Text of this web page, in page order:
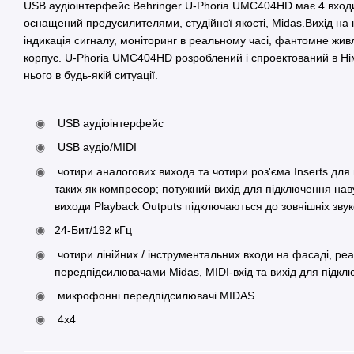
USB аудіоінтерфейс Behringer U-Phoria UMC404HD має 4
оснащений предусилителями, студійної якості, Midas.Вихід на
індикація сигналу, моніторинг в реальному часі, фантомне
корпус. U-Phoria UMC404HD розроблений і спроектований в
нього в будь-якій ситуації.
USB аудіоінтерфейс
USB аудіо/MIDI
чотири аналогових вихода та чотири роз'єма Inserts для
таких як компресор; потужний вихід для підключення
виходи Playback Outputs підключаються до зовнішніх
24-Бит/192 кГц
чотири лінійних / інструментальних входи на фасаді,
передпідсилювачами Midas, MIDI-вхід та вихід для
микрофонні передпідсилювачі MIDAS
4x4